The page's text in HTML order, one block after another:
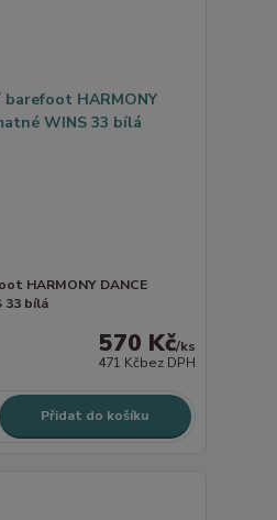
HARMONY DANCE
33 bílá
570 Kč/ks
471 Kčbez DPH
Přidat do košíku